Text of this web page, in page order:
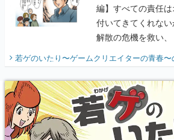
編】すべての責任は
付いてきてくれな
解散の危機を救い
『少年ジャンプ』
り】
若ゲのいたり〜ゲームクリエイターの青春〜